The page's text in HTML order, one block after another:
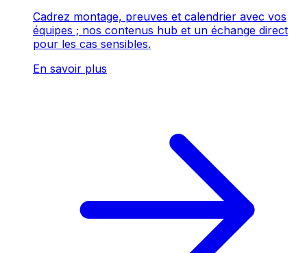
Cadrez montage, preuves et calendrier avec vos
équipes ; nos contenus hub et un échange direct
pour les cas sensibles.
En savoir plus